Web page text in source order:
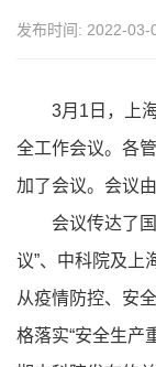
发布时间: 2022-03-
3月1日，上海
全工作会议。各
加了会议。会议
会议传达了国
议”、中科院及上
从疫情防控、安
格落实“安全生产